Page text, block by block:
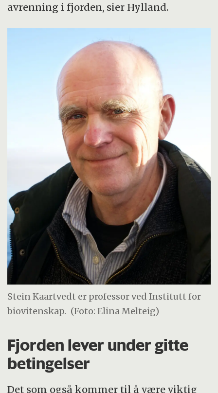
avrenning i fjorden, sier Hylland.
Stein Kaartvedt er professor ved Institutt for
biovitenskap. (Foto: Elina Melteig)
Fjorden lever under gitte
betingelser
Det som også kommer til å være viktig